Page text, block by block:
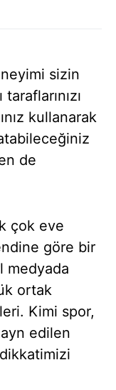
sizin
kullanarak
de
çok eve
göre bir
medyada
ortak
Kimi spor,
edilen